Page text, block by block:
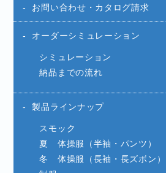
お問い合わせ・カタログ請求
オーダーシミュレーション
シミュレーション
納品までの流れ
製品ラインナップ
スモック
夏 体操服（半袖・パンツ）
冬 体操服（長袖・長ズボン）